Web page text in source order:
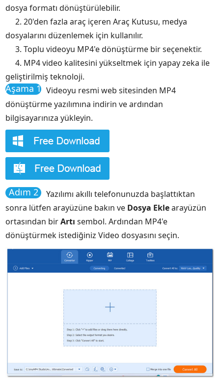
dosya formatı dönüştürülebilir.
2. 20'den fazla araç içeren Araç Kutusu, medya
dosyalarını düzenlemek için kullanılır.
3. Toplu videoyu MP4'e dönüştürme bir seçenektir.
4. MP4 video kalitesini yükseltmek için yapay zeka ile
geliştirilmiş teknoloji.
Aşama 1 Videoyu resmi web sitesinden MP4
dönüştürme yazılımına indirin ve ardından
bilgisayarınıza yükleyin.
Adım 2
Yazılımı akıllı telefonunuzda başlattıktan
sonra lütfen arayüzüne bakın ve Dosya Eklearayüzün
ortasından birArtı sembol. Ardından MP4'e
dönüştürmek istediğiniz Video dosyasını seçin.